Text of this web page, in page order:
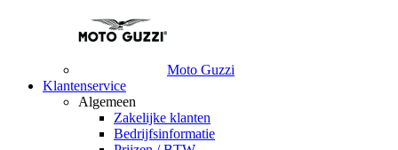
Moto Guzzi
Klantenservice
Algemeen
Zakelijke klanten
Bedrijfsinformatie